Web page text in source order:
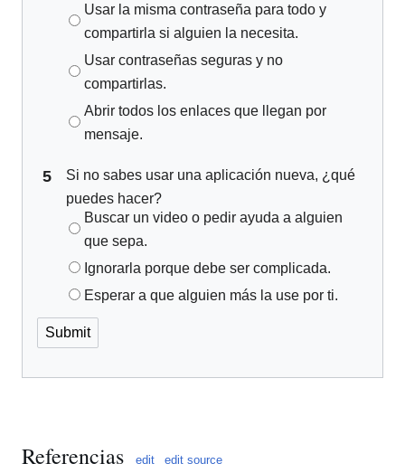
Usar la misma contraseña para todo y
compartirla si alguien la necesita.
Usar contraseñas seguras y no
compartirlas.
Abrir todos los enlaces que llegan por
mensaje.
5
Si no sabes usar una aplicación nueva, ¿qué
puedes hacer?
Buscar un video o pedir ayuda a alguien
que sepa.
Ignorarla porque debe ser complicada.
Esperar a que alguien más la use por ti.
Referencias edit edit source